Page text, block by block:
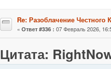
Re: Разоблачение Честного
« Ответ #336 : 07 Февраль 2026,
Цитата: